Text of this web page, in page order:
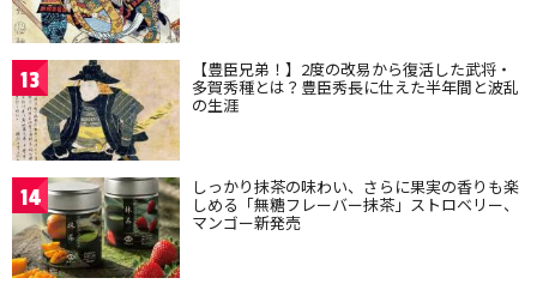
13 【豊臣兄弟！】2度の改易から復活した武将・
多賀秀種とは？豊臣秀長に仕えた半年間と波乱
の生涯
14 しっかり抹茶の味わい、さらに果実の香りも楽
しめる「無糖フレーバー抹茶」ストロベリー、
マンゴー新発売